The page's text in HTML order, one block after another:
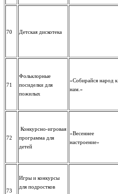
70 Детская дискотека
71
Фольклорные
посиделки для
пожилых
«Собирайся народ к
нам.»
72
Конкурсно-игровая
программа для
детей
«Весеннее
настроение»
73
Игры и конкурсы
для подростков